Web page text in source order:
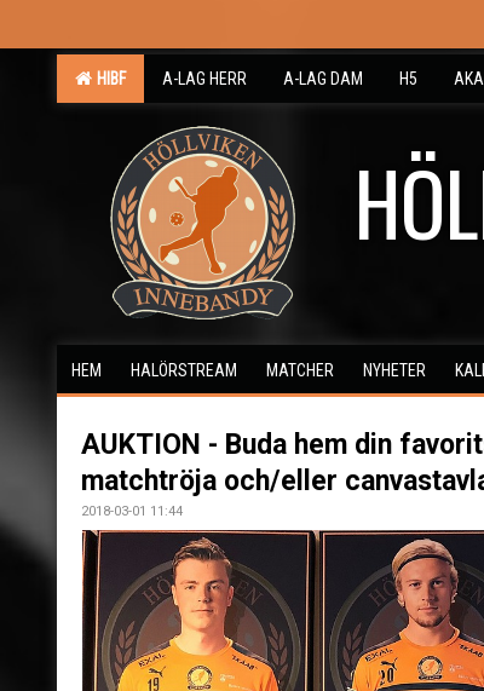
HIBF A-LAG HERR A-LAG DAM H5
HEM HALÖRSTREAM MATCHER NYHETER
AUKTION - Buda hem din
matchtröja och/eller
2018-03-01 11:44